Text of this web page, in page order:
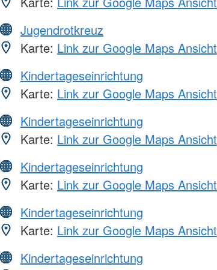
Jugendrotkreuz
Karte: Link zur Google Maps Ansicht
Kindertageseinrichtung
Karte: Link zur Google Maps Ansicht
Kindertageseinrichtung
Karte: Link zur Google Maps Ansicht
Kindertageseinrichtung
Karte: Link zur Google Maps Ansicht
Kindertageseinrichtung
Karte: Link zur Google Maps Ansicht
Kindertageseinrichtung